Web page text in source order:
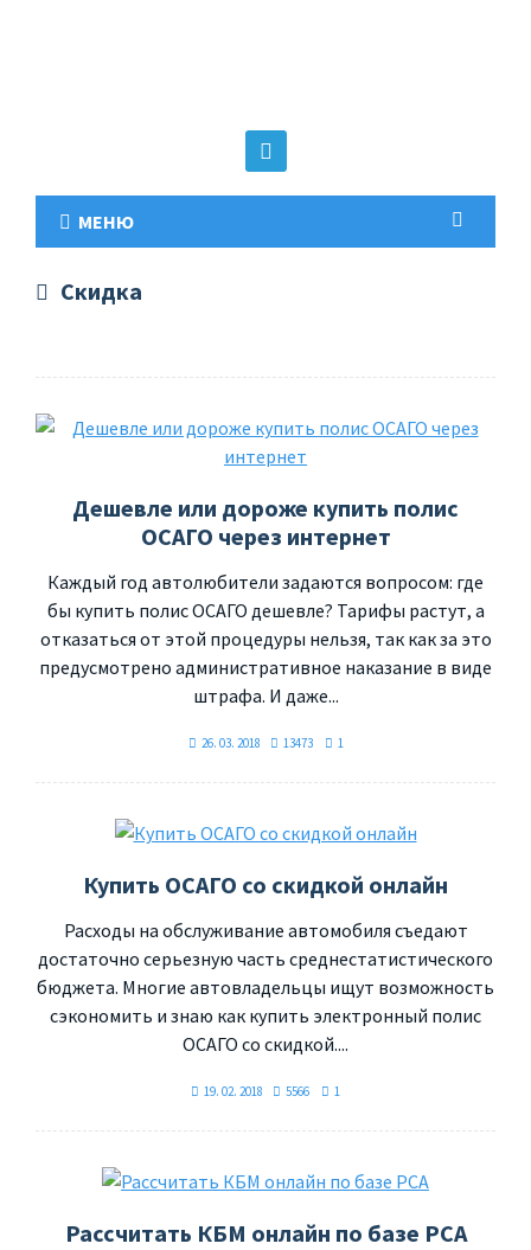
МЕНЮ
Скидка
Дешевле или дороже купить полис
ОСАГО через интернет
Каждый год автолюбители задаются вопросом: где
бы купить полис ОСАГО дешевле? Тарифы растут, а
отказаться от этой процедуры нельзя, так как за это
предусмотрено административное наказание в виде
штрафа. И даже...
26. 03. 2018 13473 1
Купить ОСАГО со скидкой онлайн
Расходы на обслуживание автомобиля съедают
достаточно серьезную часть среднестатистического
бюджета. Многие автовладельцы ищут возможность
сэкономить и знаю как купить электронный полис
ОСАГО со скидкой....
19. 02. 2018 5566 1
Рассчитать КБМ онлайн по базе РСА